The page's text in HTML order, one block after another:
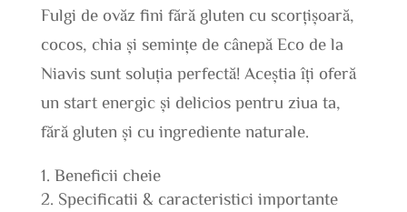
Fulgi de ovăz fini fără gluten cu scorțișoară,
cocos, chia și semințe de cânepă Eco de la
Niavis sunt soluția perfectă! Aceștia îți oferă
un start energic și delicios pentru ziua ta,
fără gluten și cu ingrediente naturale.
Beneficii cheie
Specificatii & caracteristici importante